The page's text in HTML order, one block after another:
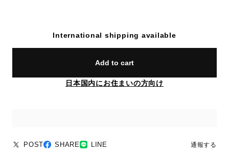
International shipping available
Add to cart
日本国内にお住まいの方向け
POST SHARE LINE 通報する